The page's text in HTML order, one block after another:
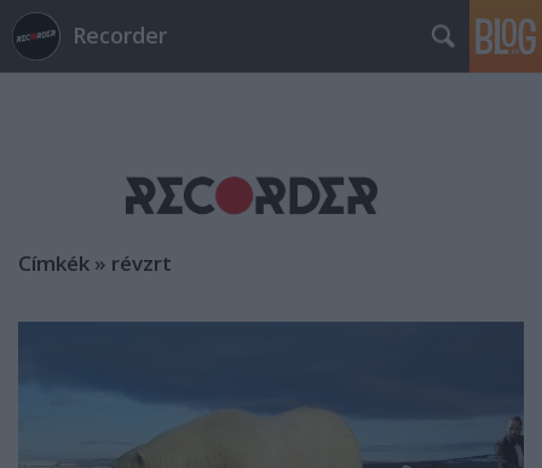
Recorder
Címkék » révzrt